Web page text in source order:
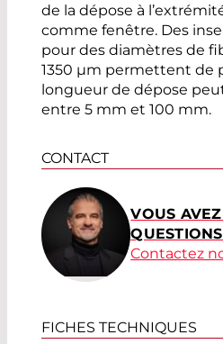
de la dépose à
comme fenêtre. Des
pour des diamètres de
1350 µm permettent de
longueur de dépose
entre 5 mm et 100 mm.
CONTACT
VOUS
Contactez
FICHES TECHNIQUES